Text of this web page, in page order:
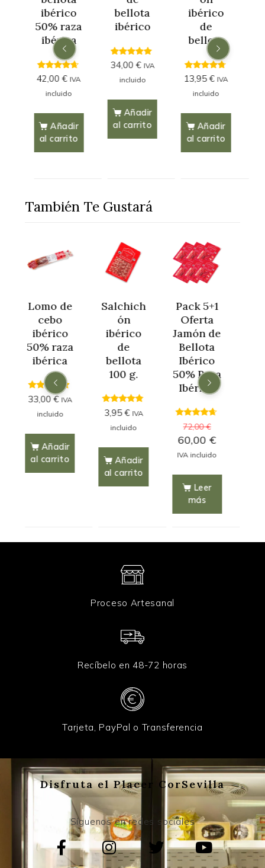
ibérico
50% raza
ibérica
4.44
out of 5
42,00€ IVA
incluido
Añadir
al carrito
bellota
ibérico
4.75
out of 5
34,00€ IVA
incluido
Añadir
al carrito
ibérico
de
bellota
4.59
out of 5
13,95€ IVA
incluido
Añadir
al carrito
También Te Gustará
Lomo de
cebo
ibérico
50% raza
ibérica
4.71
out of 5
33,00€ IVA
incluido
Añadir
al carrito
Salchich
ón
ibérico
de
bellota
100 g.
4.61
out of 5
3,95€ IVA
incluido
Añadir
al carrito
Pack 5+1
Oferta
Jamón de
Bellota
Ibérico
50% Raza
Ibérico
4.45
out of 5
72,00€
60,00 €
IVA incluido
Leer
más
Proceso Artesanal
Recíbelo en 48-72 horas
Tarjeta, PayPal o Transferencia
Disfruta el Placer CorSevilla
Síguenos en redes sociales